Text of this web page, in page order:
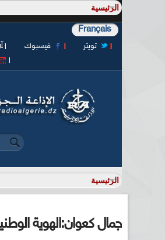
Français
فيسبوك
تويتر
جمال كعوان:الهوية